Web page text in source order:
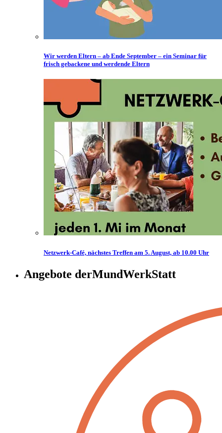
Wir werden Eltern – ab Ende September – ein Seminar für
frisch gebackene und werdende Eltern
Netzwerk-Café, nächstes Treffen am 5. August, ab 10.00 Uhr
Angebote derMundWerkStatt